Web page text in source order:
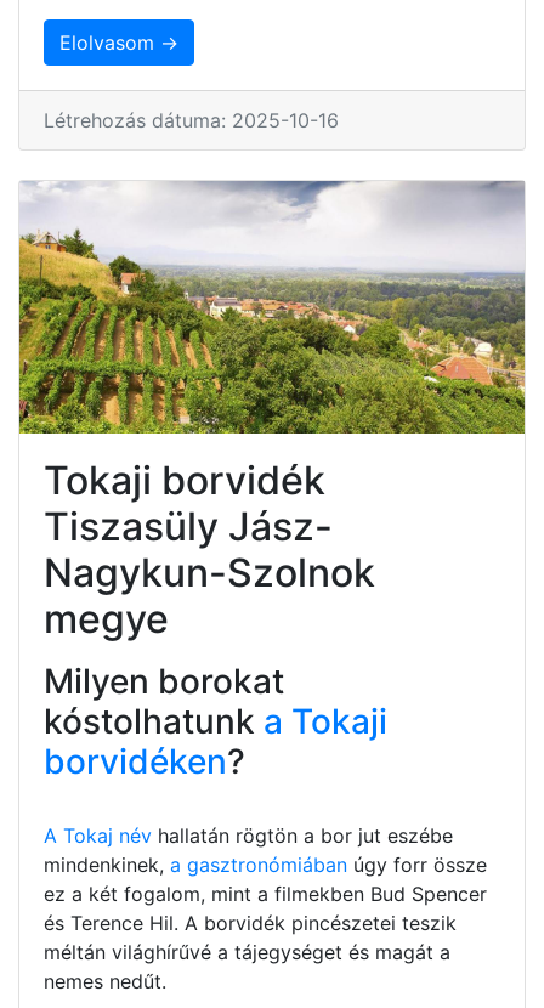
Elolvasom →
Létrehozás dátuma: 2025-10-16
Tokaji borvidék
Tiszasüly Jász-
Nagykun-Szolnok
megye
Milyen borokat
kóstolhatunk a Tokaji
borvidéken?
A Tokaj név hallatán rögtön a bor jut eszébe
mindenkinek, a gasztronómiában úgy forr össze
ez a két fogalom, mint a filmekben Bud Spencer
és Terence Hil. A borvidék pincészetei teszik
méltán világhírűvé a tájegységet és magát a
nemes nedűt.